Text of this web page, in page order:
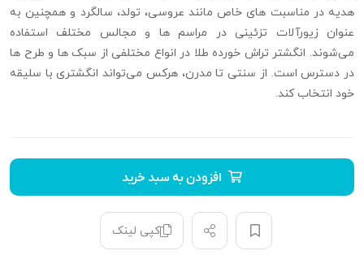
هدیه‌ در مناسبت‌ های خاص مانند عروسی، تولد، سالگرد و همچنین به
عنوان زیورآلات تزئینی در مراسم‌ ها و مجالس مختلف استفاده
می‌شوند. انگشتر تراش خورده طلا در انواع مختلفی از سبک‌ ها و طرح‌ ها
در دسترس است. از سنتی تا مدرن، هرکس می‌تواند انگشتری با سلیقه
خود انتخاب کند.
افزودن به سبد خرید
کپی لینک